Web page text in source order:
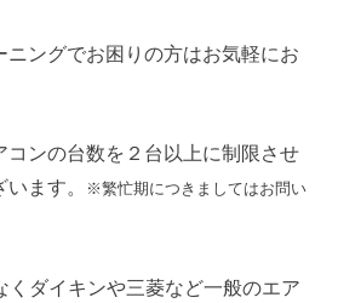
ニングでお困りの方はお気軽にお
コンの台数を２台以上に制限させ
ます。
※繁忙期につきましてはお問い
くダイキンや三菱など一般のエア